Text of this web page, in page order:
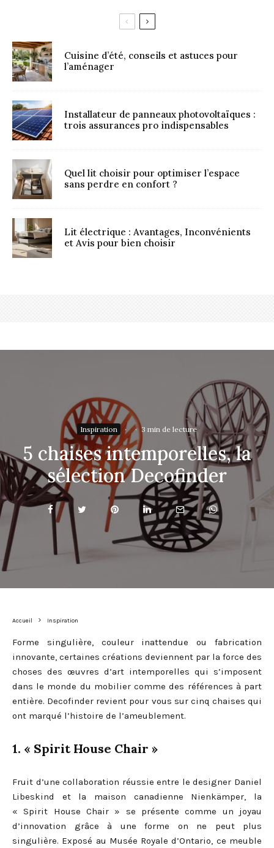
Cuisine d’été, conseils et astuces pour
l’aménager
Installateur de panneaux photovoltaïques :
trois assurances pro indispensables
Quel lit choisir pour optimiser l’espace
sans perdre en confort ?
Lit électrique : Avantages, Inconvénients
et Avis pour bien choisir
Inspiration · · 3 min de lecture
5 chaises intemporelles, la
sélection Decofinder
Accueil Inspiration
Forme singulière, couleur inattendue ou fabrication
innovante, certaines créations deviennent par la force des
choses des œuvres d’art intemporelles qui s’imposent
dans le monde du mobilier comme des références à part
entière. Decofinder revient pour vous sur cinq chaises qui
ont marqué l’histoire de l’ameublement.
1. « Spirit House Chair »
Fruit d’une collaboration réussie entre le designer Daniel
Libeskind et la maison canadienne Nienkämper, la
« Spirit House Chair » se présente comme un joyau
d’innovation grâce à une forme on ne peut plus
singulière. Exposé au Musée Royale d’Ontario, ce meuble